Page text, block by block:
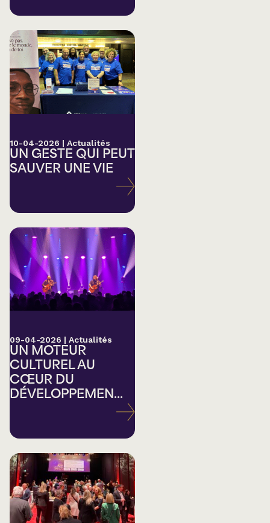
10-04-2026 | Actualités
UN GESTE QUI PEUT
SAUVER UNE VIE
09-04-2026 | Actualités
UN MOTEUR
CULTUREL AU
CŒUR DU
DÉVELOPPEMEN...